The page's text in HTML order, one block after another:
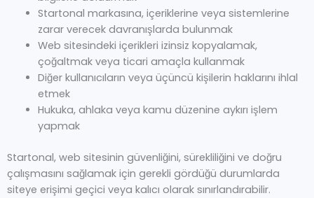
Startonal markasına, içeriklerine veya sistemlerine
zarar verecek davranışlarda bulunmak
Web sitesindeki içerikleri izinsiz kopyalamak,
çoğaltmak veya ticari amaçla kullanmak
Diğer kullanıcıların veya üçüncü kişilerin haklarını ihlal
etmek
Hukuka, ahlaka veya kamu düzenine aykırı işlem
yapmak
Startonal, web sitesinin güvenliğini, sürekliliğini ve doğru
çalışmasını sağlamak için gerekli gördüğü durumlarda
siteye erişimi geçici veya kalıcı olarak sınırlandırabilir.